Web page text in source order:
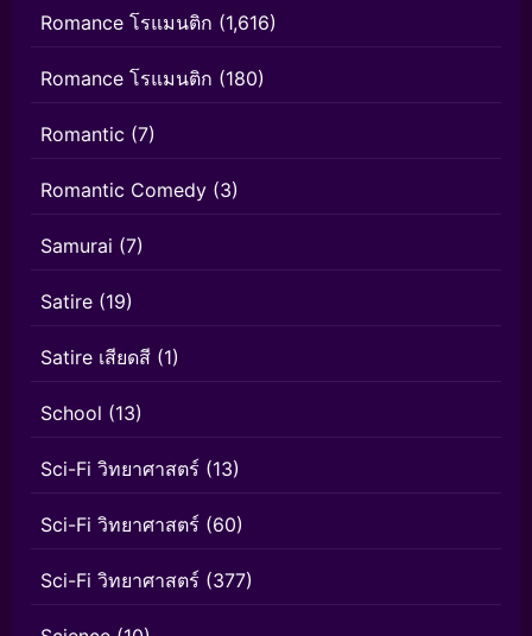
Romance โรแมนติก (1,616)
Romance โรแมนติก (180)
Romantic (7)
Romantic Comedy (3)
Samurai (7)
Satire (19)
Satire เสียดสี (1)
School (13)
Sci-Fi วิทยาศาสตร์ (13)
Sci-Fi วิทยาศาสตร์ (60)
Sci-Fi วิทยาศาสตร์ (377)